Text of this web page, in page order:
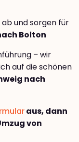
und sorgen für
Bolton
– wir
auf die schönen
nach
aus, dann
von